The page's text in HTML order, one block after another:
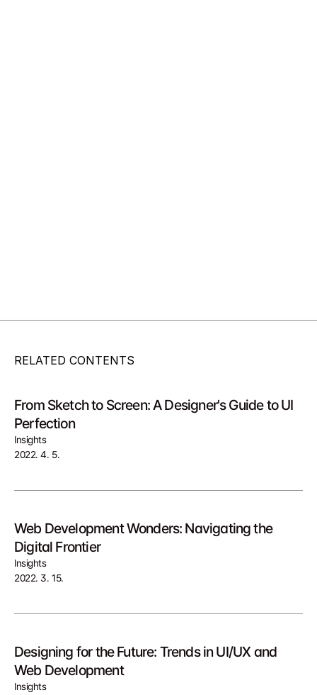
RELATED CONTENTS
From Sketch to Screen: A Designer's Guide to UI
Perfection
Insights
2022. 4. 5.
Web Development Wonders: Navigating the
Digital Frontier
Insights
2022. 3. 15.
Designing for the Future: Trends in UI/UX and
Web Development
Insights